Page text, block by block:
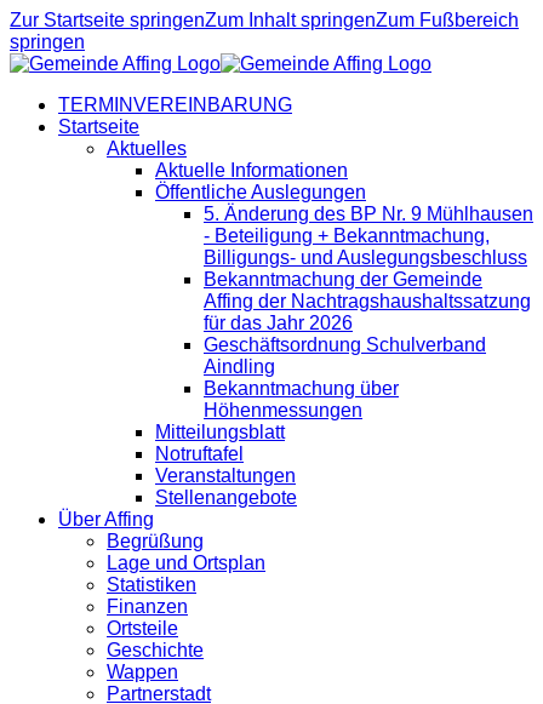
Zur Startseite springenZum Inhalt springenZum Fußbereich
springen
TERMINVEREINBARUNG
Startseite
Aktuelles
Aktuelle Informationen
Öffentliche Auslegungen
5. Änderung des BP Nr. 9 Mühlhausen
- Beteiligung + Bekanntmachung,
Billigungs- und Auslegungsbeschluss
Bekanntmachung der Gemeinde
Affing der Nachtragshaushaltssatzung
für das Jahr 2026
Geschäftsordnung Schulverband
Aindling
Bekanntmachung über
Höhenmessungen
Mitteilungsblatt
Notruftafel
Veranstaltungen
Stellenangebote
Über Affing
Begrüßung
Lage und Ortsplan
Statistiken
Finanzen
Ortsteile
Geschichte
Wappen
Partnerstadt